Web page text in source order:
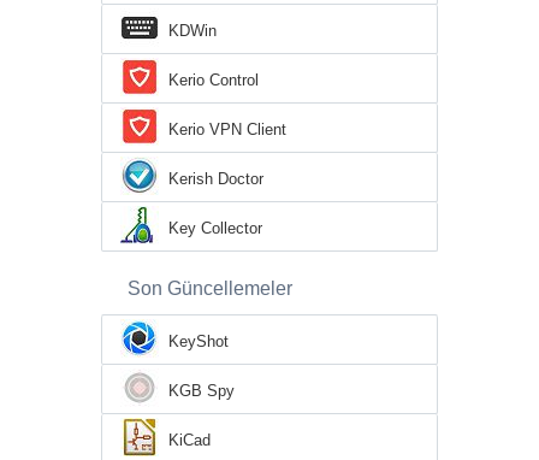
KDWin
Kerio Control
Kerio VPN Client
Kerish Doctor
Key Collector
Son Güncellemeler
KeyShot
KGB Spy
KiCad